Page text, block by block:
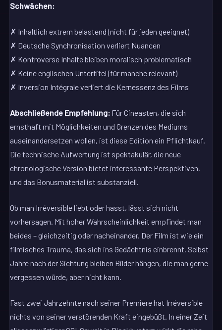
Schwächen:
✗ Inhaltlich extrem belastend (nicht für jeden geeignet)
✗ Deutsche Synchronisation verliert Nuancen
✗ Kontroverse Inhalte bleiben moralisch problematisch
✗ Keine englischen Untertitel (für manche relevant)
✗ Inversion Intégrale verliert die Kernessenz des Films
Abschließende Empfehlung: Für Cineasten, die sich
ernsthaft mit Möglichkeiten und Grenzen des Mediums
auseinandersetzen wollen, ist diese Edition ein Pflichtkauf.
Die technische Aufwertung ist spektakulär, die neue
chronologische Version bietet interessante Perspektiven,
und das Bonusmaterial ist substanziell.
Ob man Irréversible liebt oder hasst, lässt sich nicht
vorhersagen. Mit hoher Wahrscheinlichkeit empfindet man
beides – gleichzeitig oder nacheinander. Der Film ist wie ein
filmisches Trauma, das sich ins Gedächtnis einbrennt. Selbst
Jahre nach der Sichtung bleiben Bilder hängen, die man gerne
vergessen würde, aber nicht kann.
Fast zwei Jahrzehnte nach seiner Premiere hat Irréversible
nichts von seiner verstörenden Kraft eingebüßt. In einer Zeit